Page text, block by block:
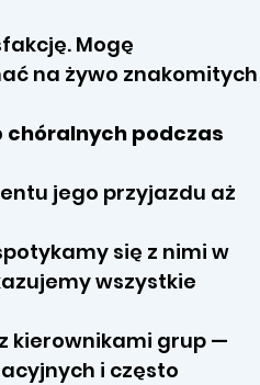
Mogę
na żywo znakomitych
chóralnych podczas
jego przyjazdu aż
się z nimi w
wszystkie
kierownikami grup —
i często